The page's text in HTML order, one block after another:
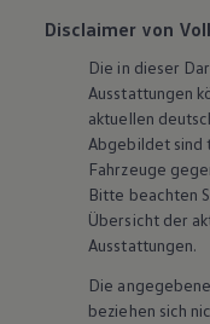
Disclaimer von
Die in dieser
Ausstattungen
aktuellen
Abgebildet sind
Fahrzeuge
Bitte beachten
Übersicht der
Ausstattungen.
Die
beziehen sich